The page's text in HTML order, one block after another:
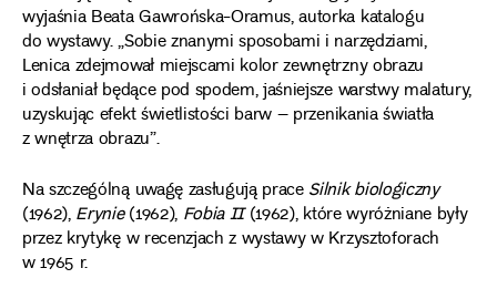
wyjaśnia Beata Gawrońska-Oramus, autorka katalogu
do wystawy. „Sobie znanymi sposobami i narzędziami,
Lenica zdejmował miejscami kolor zewnętrzny obrazu
i odsłaniał będące pod spodem, jaśniejsze warstwy malatury,
uzyskując efekt świetlistości barw – przenikania światła
z wnętrza obrazu”.
Na szczególną uwagę zasługują praceSilnik biologiczny
(1962),Erynie(1962), Fobia II(1962), które wyróżniane były
przez krytykę w recenzjach z wystawy w Krzysztoforach
w 1965 r.